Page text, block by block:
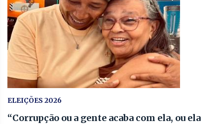
ELEIÇÕES 2026
“Corrupção ou a gente acaba com ela, ou ela